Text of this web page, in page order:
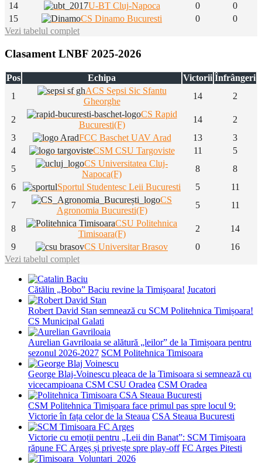
14
U-BT Cluj-Napoca 0
0
15
CS Dinamo Bucuresti 0
0
Vezi tabelul complet
Clasament LNBF 2025-2026
Pos Echipa Victorii Înfrângeri
1
ACS Sepsi Sic Sfantu
Gheorghe
14 2
2
CS Rapid
Bucuresti(F)
14
2
3
FCC Baschet UAV Arad 13
3
4
CSM CSU Targoviste 11
5
5
CS Universitatea Cluj-
Napoca(F)
8
8
6
Sportul Studentesc Leii Bucuresti 5
11
7
CS
Agronomia Bucuresti(F)
5 11
8
CSU Politehnica
Timisoara(F)
2
14
9
CS Universitar Brasov 0
16
Vezi tabelul complet
Cătălin „Bobo” Baciu revine la Timișoara! Jucatori
Robert David Stan semnează cu SCM Politehnica Timișoara!
CS Municipal Galati
Aurelian Gavriloaia se alătură „leilor” de la Timișoara pentru
sezonul 2026-2027 SCM Politehnica Timisoara
George Blaj-Voinescu pleaca de la Timisoara si semnează cu
vicecampioana CSM CSU Oradea CSM Oradea
CSM Politehnica Timișoara face primul pas spre locul 9:
Victorie în fața celor de la Steaua CSA Steaua Bucuresti
Victorie cu emoții pentru „Leii din Banat”: SCM Timișoara
răpune FC Argeș și privește spre play-off FC Arges Pitesti